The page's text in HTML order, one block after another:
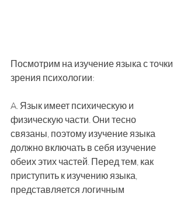
Посмотрим на изучение языка с точки
зрения психологии:
A. Язык имеет психическую и
физическую части. Они тесно
связаны, поэтому изучение языка
должно включать в себя изучение
обеих этих частей. Перед тем, как
приступить к изучению языка,
представляется логичным